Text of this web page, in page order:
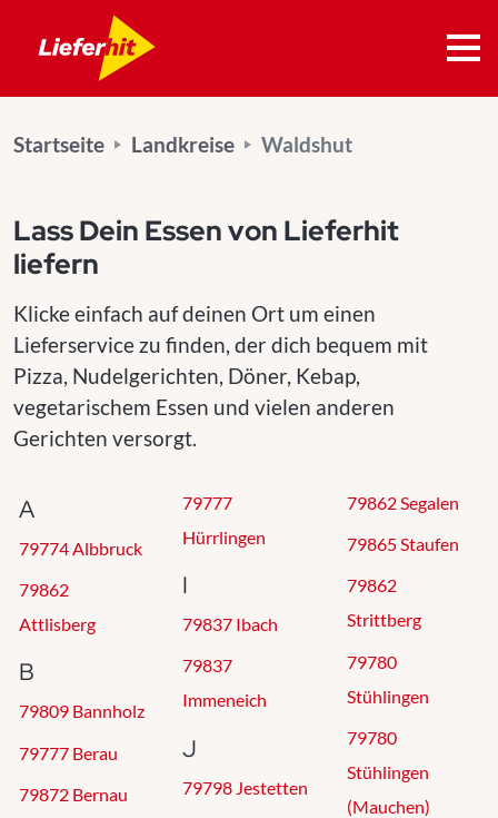
Startseite Landkreise Waldshut
Lass Dein Essen von Lieferhit
liefern
Klicke einfach auf deinen Ort um einen
Lieferservice zu finden, der dich bequem mit
Pizza, Nudelgerichten, Döner, Kebap,
vegetarischem Essen und vielen anderen
Gerichten versorgt.
A
79774 Albbruck
79862
Attlisberg
B
79809 Bannholz
79777 Berau
79872 Bernau
79777
Hürrlingen
I
79837 Ibach
79837
Immeneich
J
79798 Jestetten
79862 Segalen
79865 Staufen
79862
Strittberg
79780
Stühlingen
79780
Stühlingen
(Mauchen)